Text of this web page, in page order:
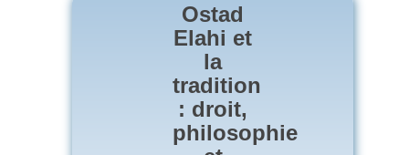
Ostad
Elahi et
la
tradition
: droit,
philosophie